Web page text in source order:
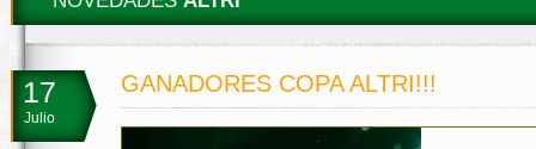
17
Julio
GANADORES COPA ALTRI!!!